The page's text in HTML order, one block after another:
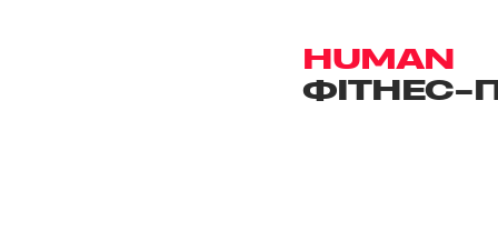
HUMAN
ФІТНЕС-